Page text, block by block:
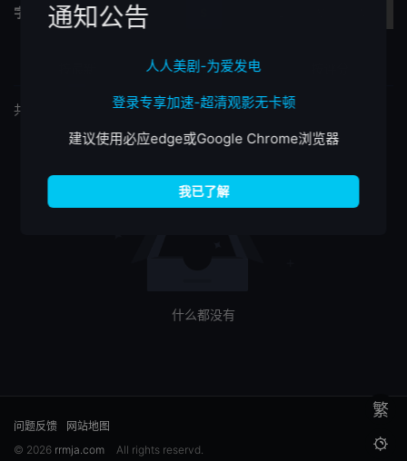
字母 O P Q
按最热
共
什么都没有
繁

问题反馈
网站地图
© 2026 rrmja.com All rights reservd.
通知公告
人人美剧-为爱发电
登录专享加速-超清观影无卡顿
建议使用必应edge或Google Chrome浏览器